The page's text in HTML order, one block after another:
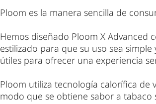
Ploom es la manera sencilla de
Hemos diseñado Ploom X
estilizado para que su uso sea
útiles para ofrecer una experiencia
Ploom utiliza tecnología calorífica de
modo que se obtiene sabor a